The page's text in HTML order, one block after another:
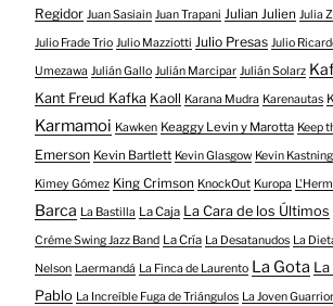
Regidor Juan Sasiain Juan Trapani Julian Julien Julia
Julio Frade Trio Julio Mazziotti Julio Presas Julio
Umezawa Julián Gallo Julián Marcipar Julián Solarz
Kant Freud Kafka Kaoll Karana Mudra Karenautas
Karmamoi Kawken Keaggy Levin y Marotta Keep
Emerson Kevin Bartlett Kevin Glasgow Kevin Kastning
Kimey Gómez King Crimson KnockOut Kuropa
Barca La Bastilla La Caja La Cara de los Últimos
Créme Swing Jazz Band La Cría La Desatanudos La
Nelson Laermandá La Finca de Laurento La Gota
Pablo La Increíble Fuga de Triángulos La Joven Guarrior